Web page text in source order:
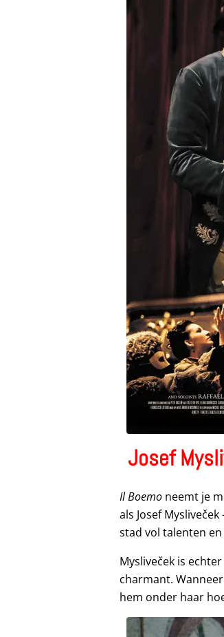
Josef
Il Boemo neemt je
als Josef
stad vol talenten
Mysliveček is
charmant.
hem onder haar